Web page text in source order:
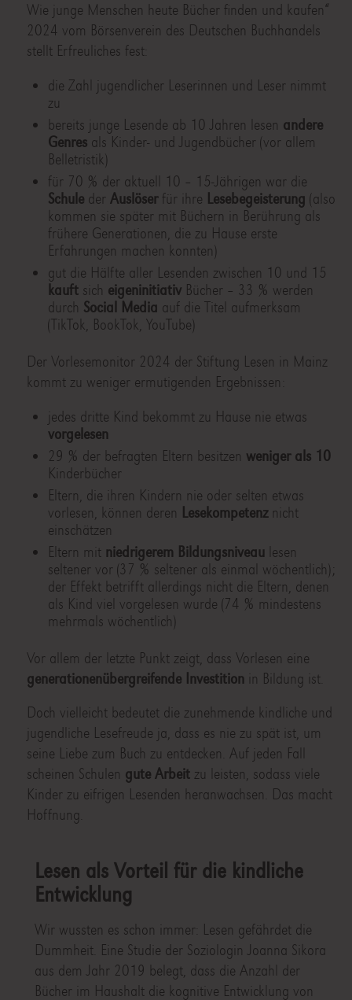
Wie junge Menschen heute Bücher finden und kaufen“
2024 vom Börsenverein des Deutschen Buchhandels
stellt Erfreuliches fest:
die Zahl jugendlicher Leserinnen und Leser nimmt
zu
bereits junge Lesende ab 10 Jahren lesen andere
Genresals Kinder- und Jugendbücher (vor allem
Belletristik)
für 70 % der aktuell 10 – 15-Jährigen war die
Schuleder Auslöserfür ihre Lesebegeisterung (also
kommen sie später mit Büchern in Berührung als
frühere Generationen, die zu Hause erste
Erfahrungen machen konnten)
gut die Hälfte aller Lesenden zwischen 10 und 15
kauftsich eigeninitiativBücher – 33 % werden
durch Social Media auf die Titel aufmerksam
(TikTok, BookTok, YouTube)
Der Vorlesemonitor 2024 der Stiftung Lesen in Mainz
kommt zu weniger ermutigenden Ergebnissen:
jedes dritte Kind bekommt zu Hause nie etwas
vorgelesen
29 % der befragten Eltern besitzen weniger als 10
Kinderbücher
Eltern, die ihren Kindern nie oder selten etwas
vorlesen, können deren Lesekompetenznicht
einschätzen
Eltern mit niedrigerem Bildungsniveau lesen
seltener vor (37 % seltener als einmal wöchentlich);
der Effekt betrifft allerdings nicht die Eltern, denen
als Kind viel vorgelesen wurde (74 % mindestens
mehrmals wöchentlich)
Vor allem der letzte Punkt zeigt, dass Vorlesen eine
generationenübergreifende Investition in Bildung ist.
Doch vielleicht bedeutet die zunehmende kindliche und
jugendliche Lesefreude ja, dass es nie zu spät ist, um
seine Liebe zum Buch zu entdecken. Auf jeden Fall
scheinen Schulen gute Arbeitzu leisten, sodass viele
Kinder zu eifrigen Lesenden heranwachsen. Das macht
Hoffnung.
Lesen als Vorteil für die kindliche
Entwicklung
Wir wussten es schon immer: Lesen gefährdet die
Dummheit. Eine Studie der Soziologin Joanna Sikora
aus dem Jahr 2019 belegt, dass die Anzahl der
Bücher im Haushalt die kognitive Entwicklung von